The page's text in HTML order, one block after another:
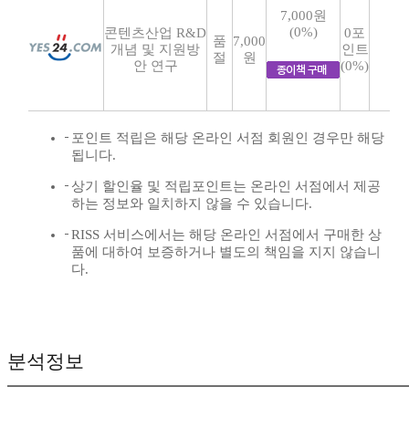
콘텐츠산업 R&D
개념 및 지원방
안 연구
품
절
7,000
원
7,000원
(0%)
0포
인트
(0%)
포인트 적립은 해당 온라인 서점 회원인 경우만 해당
됩니다.
상기 할인율 및 적립포인트는 온라인 서점에서 제공
하는 정보와 일치하지 않을 수 있습니다.
RISS 서비스에서는 해당 온라인 서점에서 구매한 상
품에 대하여 보증하거나 별도의 책임을 지지 않습니
다.
분석정보